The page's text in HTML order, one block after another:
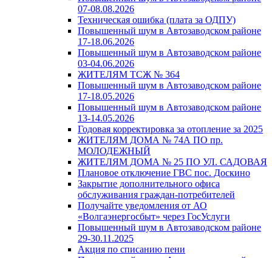
07-08.08.2026
Техническая ошибка (плата за ОДПУ)
Повышенный шум в Автозаводском районе
17-18.06.2026
Повышенный шум в Автозаводском районе
03-04.06.2026
ЖИТЕЛЯМ ТСЖ № 364
Повышенный шум в Автозаводском районе
17-18.05.2026
Повышенный шум в Автозаводском районе
13-14.05.2026
Годовая корректировка за отопление за 2025
ЖИТЕЛЯМ ДОМА № 74А ПО пр.
МОЛОДЕЖНЫЙ
ЖИТЕЛЯМ ДОМА № 25 ПО УЛ. САДОВАЯ
Плановое отключение ГВС пос. Доскино
Закрытие дополнительного офиса
обслуживания граждан-потребителей
Получайте уведомления от АО
«Волгаэнергосбыт» через ГосУслуги
Повышенный шум в Автозаводском районе
29-30.11.2025
Акция по списанию пени